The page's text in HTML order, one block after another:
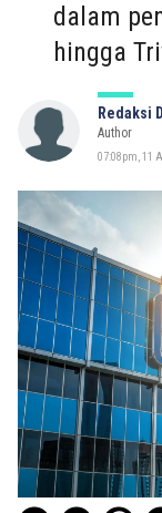
dalam
hingga
Redaksi
Author
07:08pm, 11